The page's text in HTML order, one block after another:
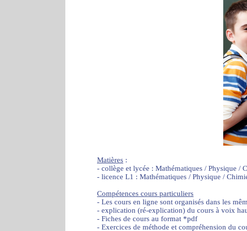
Matières :
- collège et lycée : Mathématiques / Physique /
- licence L1 : Mathématiques / Physique /
Compétences cours particuliers
- Les cours en ligne sont organisés dans les
- explication (ré-explication) du cours à voix
- Fiches de cours au format *pdf
- Exercices de méthode et compréhension du